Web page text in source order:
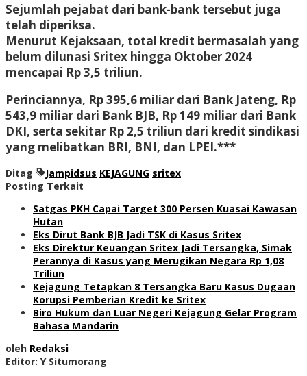
Sejumlah pejabat dari bank-bank tersebut juga
telah diperiksa.
Menurut Kejaksaan, total kredit bermasalah yang
belum dilunasi Sritex hingga Oktober 2024
mencapai Rp 3,5 triliun.
Perinciannya, Rp 395,6 miliar dari Bank Jateng, Rp
543,9 miliar dari Bank BJB, Rp 149 miliar dari Bank
DKI, serta sekitar Rp 2,5 triliun dari kredit sindikasi
yang melibatkan BRI, BNI, dan LPEI.***
Ditag Jampidsus KEJAGUNG sritex
Posting Terkait
Satgas PKH Capai Target 300 Persen Kuasai Kawasan
Hutan
Eks Dirut Bank BJB Jadi TSK di Kasus Sritex
Eks Direktur Keuangan Sritex Jadi Tersangka, Simak
Perannya di Kasus yang Merugikan Negara Rp 1,08
Triliun
Kejagung Tetapkan 8 Tersangka Baru Kasus Dugaan
Korupsi Pemberian Kredit ke Sritex
Biro Hukum dan Luar Negeri Kejagung Gelar Program
Bahasa Mandarin
oleh Redaksi
Editor: Y Situmorang